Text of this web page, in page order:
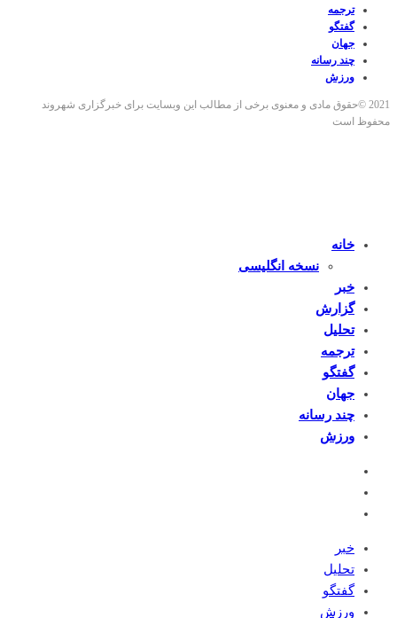
ترجمه
گفتگو
جهان
چند رسانه
ورزش
2021 ©حقوق مادی و معنوی برخی از مطالب این وبسایت برای خبرگزاری شهروند
محفوظ است
خانه
نسخه انگلیسی
خبر
گزارش
تحلیل
ترجمه
گفتگو
جهان
چند رسانه
ورزش
خبر
تحلیل
گفتگو
ورزش